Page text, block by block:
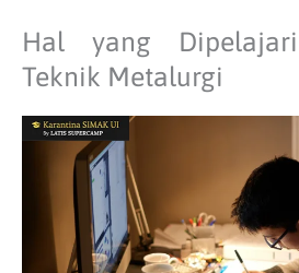
Hal yang
Teknik Metalurgi